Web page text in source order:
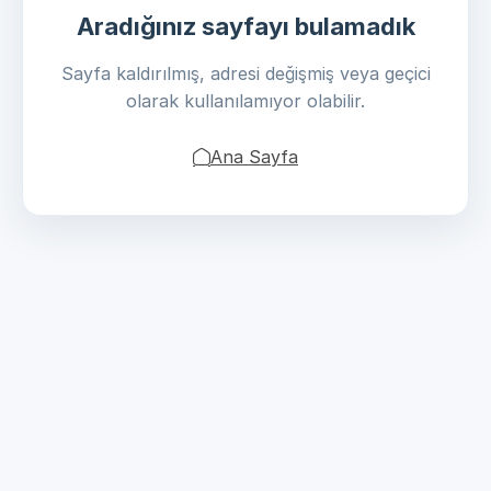
Aradığınız sayfayı bulamadık
Sayfa kaldırılmış, adresi değişmiş veya geçici
olarak kullanılamıyor olabilir.
Ana Sayfa